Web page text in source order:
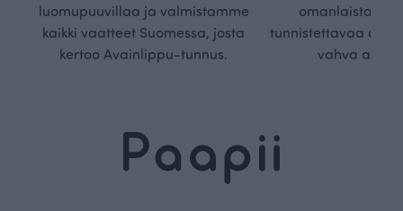
luomupuuvillaa ja valmistamme
kaikki vaatteet Suomessa, josta
kertoo Avainlippu-tunnus.
omanlaista,
tunnistettavaa
vahva